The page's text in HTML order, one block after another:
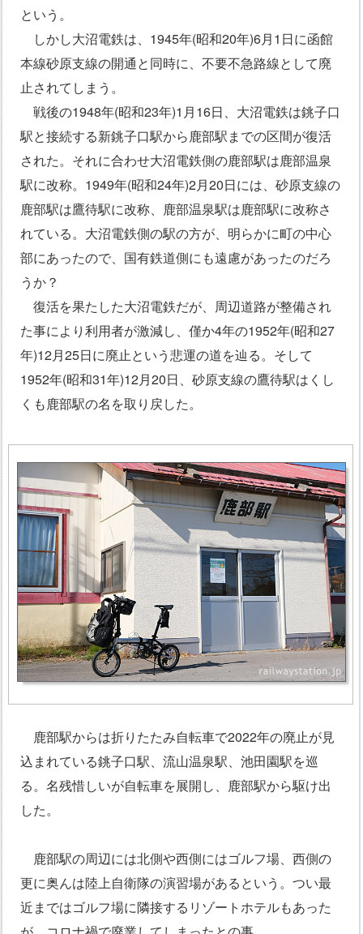
という。
しかし大沼電鉄は、1945年(昭和20年)6月1日に函館
本線砂原支線の開通と同時に、不要不急路線として廃
止されてしまう。
戦後の1948年(昭和23年)1月16日、大沼電鉄は銚子口
駅と接続する新銚子口駅から鹿部駅までの区間が復活
された。それに合わせ大沼電鉄側の鹿部駅は鹿部温泉
駅に改称。1949年(昭和24年)2月20日には、砂原支線の
鹿部駅は鷹待駅に改称、鹿部温泉駅は鹿部駅に改称さ
れている。大沼電鉄側の駅の方が、明らかに町の中心
部にあったので、国有鉄道側にも遠慮があったのだろ
うか？
復活を果たした大沼電鉄だが、周辺道路が整備され
た事により利用者が激減し、僅か4年の1952年(昭和27
年)12月25日に廃止という悲運の道を辿る。そして
1952年(昭和31年)12月20日、砂原支線の鷹待駅はくし
くも鹿部駅の名を取り戻した。
鹿部駅からは折りたたみ自転車で2022年の廃止が見
込まれている銚子口駅、流山温泉駅、池田園駅を巡
る。名残惜しいが自転車を展開し、鹿部駅から駆け出
した。
鹿部駅の周辺には北側や西側にはゴルフ場、西側の
更に奥んは陸上自衛隊の演習場があるという。つい最
近まではゴルフ場に隣接するリゾートホテルもあった